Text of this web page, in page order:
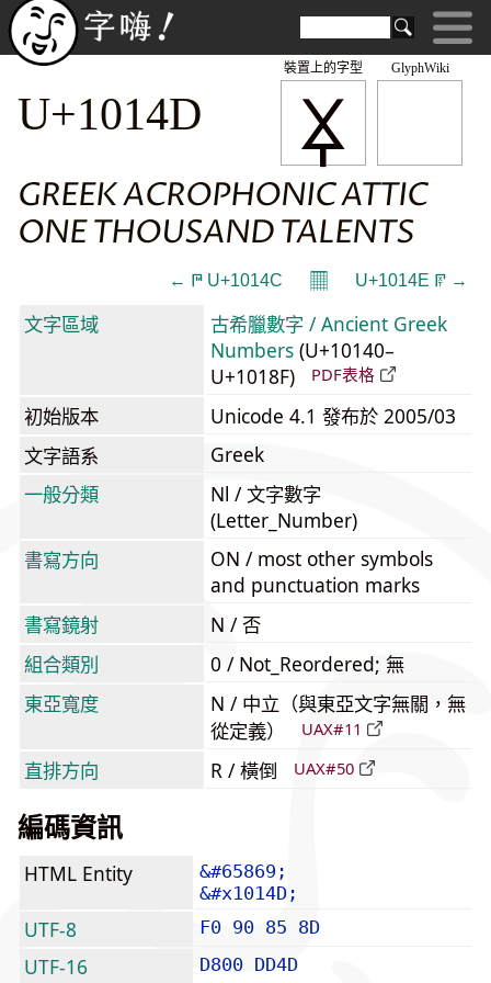
GlyphWiki
𐅍
裝置上的字型
U+1014D
GREEK ACROPHONIC ATTIC
ONE THOUSAND TALENTS
← 𐅌 U+1014C 𝄜 U+1014E 𐅎 →
文字區域
古希臘數字 / Ancient Greek
Numbers (U+10140–
U+1018F)
PDF表格
初始版本
Unicode 4.1 發布於 2005/03
文字語系
Greek
一般分類
Nl / 文字數字
(Letter_Number)
書寫方向
ON / most other symbols
and punctuation marks
書寫鏡射
N / 否
組合類別
0 / Not_Reordered; 無
東亞寬度
N / 中立（與東亞文字無關，無
從定義）
UAX#11
直排方向 R / 橫倒 UAX#50
編碼資訊
HTML Entity
&#65869;
&#x1014D;
UTF-8 F0 90 85 8D
UTF-16 D800 DD4D